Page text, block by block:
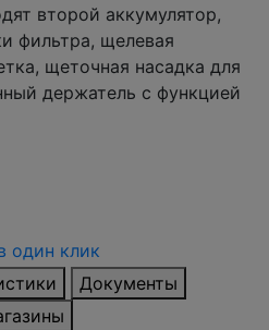
второй аккумулятор,
фильтра, щелевая
щеточная насадка для
держатель с функцией
один клик
Документы